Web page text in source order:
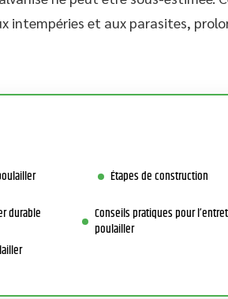
intempéries et aux parasites,
durable
Étapes de construction
Conseils pratiques pour
poulailler